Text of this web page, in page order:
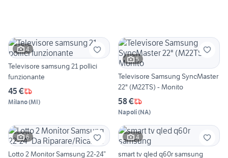
4
Televisore samsung 21 pollici
funzionante
45 €
Milano(MI)
5
Televisore Samsung SyncMaster
22" (M22TS) - Monito
58 €
Napoli(NA)
6
Lotto 2 Monitor Samsung 22-24”
4
smart tv qled q60r samsung